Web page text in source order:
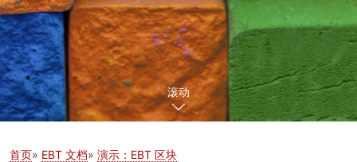
滚动
首页 EBT 文档 演示：EBT 区块